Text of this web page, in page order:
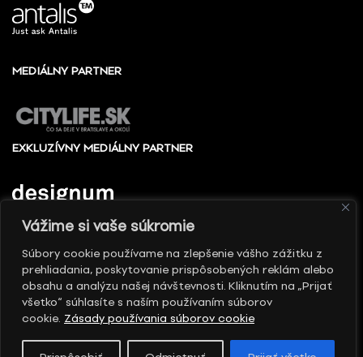
Vážime si vaše súkromie
Súbory cookie používame na zlepšenie vášho zážitku z
prehliadania, poskytovanie prispôsobených reklám alebo
obsahu a analýzu našej návštevnosti. Kliknutím na „Prijať
všetko“ súhlasíte s naším používaním súborov
cookie. Zásady používania súborov cookie
MEDIÁLNY PARTNER
EXKLUZÍVNY MEDIÁLNY PARTNER
© 2010 - 2026 Slovenské centrum dizajnu, Všetky
práva vyhradené